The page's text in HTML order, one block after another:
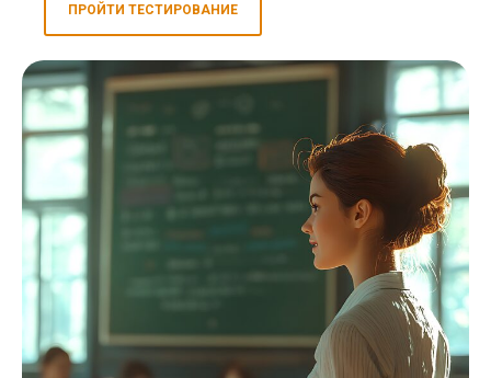
ПРОЙТИ ТЕСТИРОВАНИЕ